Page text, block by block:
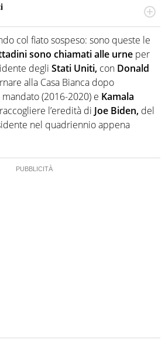
sportivo a tutto campo, è il
Sport. Provate a chiedergli di boxe, di
o di curling: ve ne farà innamorare
col fiato sospeso: sono queste le
sono chiamati alle urne per
degli Stati Uniti, con Donald
alla Casa Bianca dopo
(2016-2020) e Kamala
l’eredità di Joe Biden, del
nel quadriennio appena